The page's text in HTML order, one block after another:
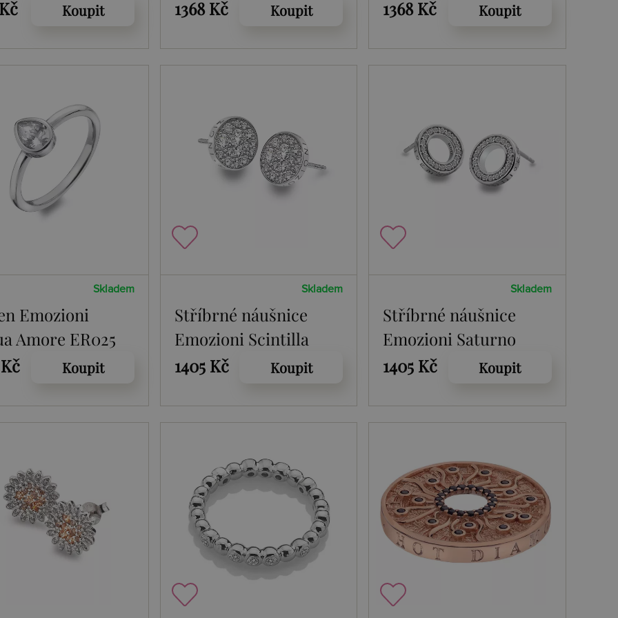
Koupit Peridot Nature
1368 Kč Koupit Violet Spirituality
1368 Kč Koupit
Skladem
Emozioni
Amore ER025
Koupit
Skladem
Stříbrné náušnice
Emozioni Scintilla
1405 Kč
Koupit
Skladem
Stříbrné náušnice
Emozioni Saturno
Clear
1405 Kč Koupit